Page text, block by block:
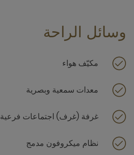
وسائل الراحة
مكيّف هواء
معدات سمعية وبصرية
غرفة (غرف) اجتماعات فرعية
نظام ميكروفون مدمج